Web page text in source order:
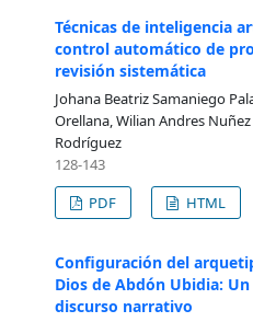
Técnicas de inteligencia
control automático de
revisión sistemática
Johana Beatriz Samaniego
Orellana, Wilian Andres
Rodríguez
128-143
PDF
HTML
Configuración del
Dios de Abdón Ubidia:
discurso narrativo